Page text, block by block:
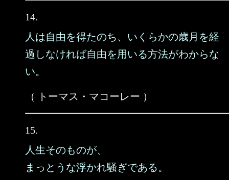
14.
人は自由を得たのち、いくらかの歳月を経
過しなければ自由を用いる方法がわからな
い。
（ トーマス・マコーレー ）
15.
人生そのものが、
まっとうな浮かれ騒ぎである。